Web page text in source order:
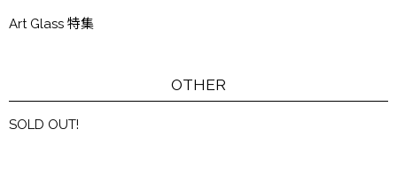
Art Glass 特集
OTHER
SOLD OUT!